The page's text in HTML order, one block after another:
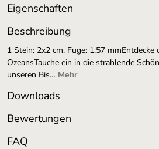
Eigenschaften
Beschreibung
1 Stein: 2x2 cm, Fuge: 1,57 mmEntdecke
OzeansTauche ein in die strahlende
unseren Bis… Mehr
Downloads
Bewertungen
FAQ